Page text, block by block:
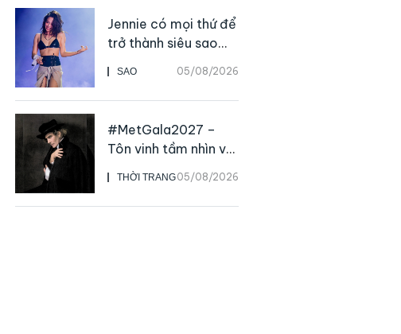
SAO 05/08/2026
Jennie có mọi thứ để
trở thành siêu sao
live
THỜI TRANG05/08/2026
#MetGala2027 –
Tôn vinh tầm nhìn và
sức ảnh hưởng sâu
rộng của NTK John
Galliano